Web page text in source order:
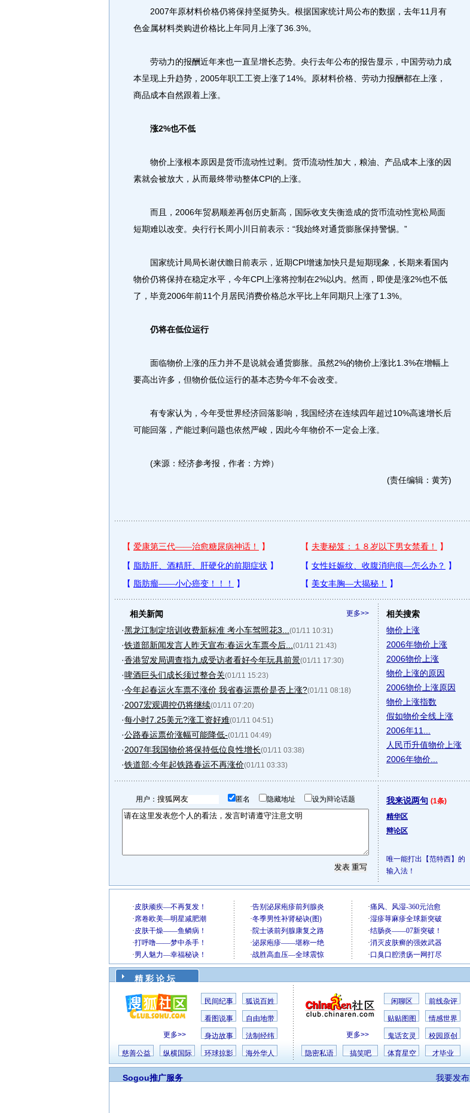
2007年原材料价格仍将保持坚挺势头。根据国家统计局公布的数据，去年11月有
色金属材料类购进价格比上年同月上涨了36.3%。
劳动力的报酬近年来也一直呈增长态势。央行去年公布的报告显示，中国劳动力成
本呈现上升趋势，2005年职工工资上涨了14%。原材料价格、劳动力报酬都在上涨，
商品成本自然跟着上涨。
涨2%也不低
物价上涨根本原因是货币流动性过剩。货币流动性加大，粮油、产品成本上涨的因
素就会被放大，从而最终带动整体CPI的上涨。
而且，2006年贸易顺差再创历史新高，国际收支失衡造成的货币流动性宽松局面
短期难以改变。央行行长周小川日前表示：“我始终对通货膨胀保持警惕。”
国家统计局局长谢伏瞻日前表示，近期CPI增速加快只是短期现象，长期来看国内
物价仍将保持在稳定水平，今年CPI上涨将控制在2%以内。然而，即使是涨2%也不低
了，毕竟2006年前11个月居民消费价格总水平比上年同期只上涨了1.3%。
仍将在低位运行
面临物价上涨的压力并不是说就会通货膨胀。虽然2%的物价上涨比1.3%在增幅上
要高出许多，但物价低位运行的基本态势今年不会改变。
有专家认为，今年受世界经济回落影响，我国经济在连续四年超过10%高速增长后
可能回落，产能过剩问题也依然严峻，因此今年物价不一定会上涨。
(来源：经济参考报，作者：方烨）
(责任编辑：黄芳)
更多>>
相关新闻
·黑龙江制定培训收费新标准 考小车驾照花3... (01/11 10:31)
·铁道部新闻发言人昨天宣布:春运火车票今后... (01/11 21:43)
·香港贸发局调查指九成受访者看好今年玩具前景(01/11 17:30)
·啤酒巨头们成长须过整合关(01/11 15:23)
·今年起春运火车票不涨价 我省春运票价是否上涨?(01/11 08:18)
·2007宏观调控仍将继续(01/11 07:20)
·每小时7.25美元?涨工资好难(01/11 04:51)
·公路春运票价涨幅可能降低-(01/11 04:49)
·2007年我国物价将保持低位良性增长(01/11 03:38)
·铁道部:今年起铁路春运不再涨价(01/11 03:33)
相关搜索
物价上涨
2006年物价上涨
2006物价上涨
物价上涨的原因
2006物价上涨原因
物价上涨指数
假如物价全线上涨
2006年11...
人民币升值物价上涨
2006年物价...
用户： 匿名 隐藏地址 设为辩论话题 我来说两句 (1条)
精华区
辩论区
唯一能打出【范特西】的
输入法！
精 彩 论 坛
更多>>
民间纪事 狐说百姓
看图说事 自由地带
身边故事 法制经纬
慈善公益 纵横国际 环球掠影 海外华人
更多>>
闲聊区 前线杂评
贴贴图图 情感世界
鬼话玄灵 校园原创
隐密私语 搞笑吧 体育星空 才毕业
我要发布
Sogou推广服务